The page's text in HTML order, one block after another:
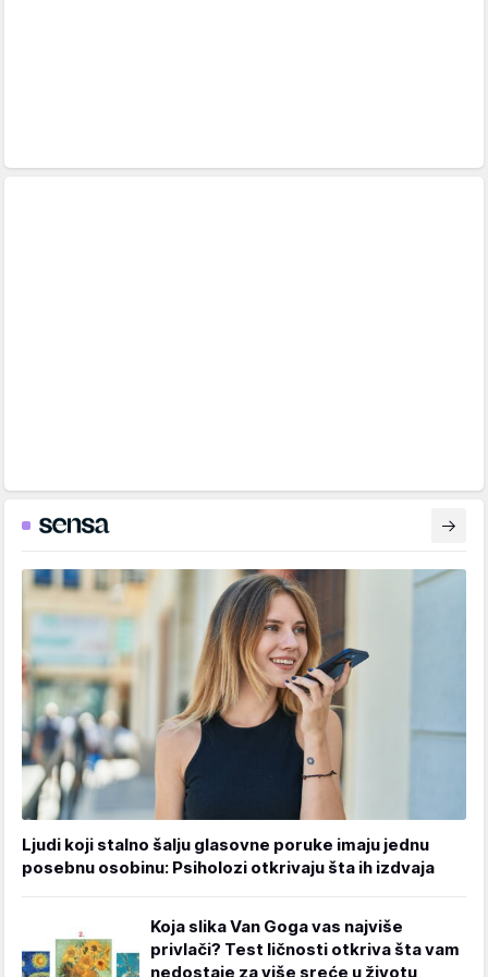
Ljudi koji stalno šalju glasovne poruke imaju jednu
posebnu osobinu: Psiholozi otkrivaju šta ih izdvaja
Koja slika Van Goga vas najviše
privlači? Test ličnosti otkriva šta vam
nedostaje za više sreće u životu